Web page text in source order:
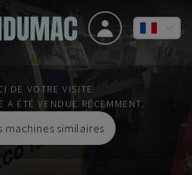
DE VOTRE VISITE
A ÉTÉ VENDUE RÉCEMMENT.
machines similaires